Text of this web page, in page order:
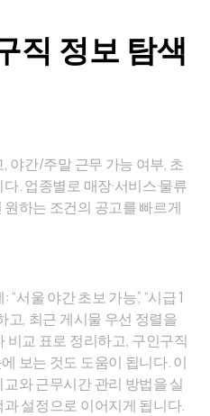
직 정보 탐색
야간/주말 근무 가능 여부, 초
. 업종별로 매장·서비스·물류
하는 조건의 공고를 빠르게
서울 야간 초보 가능”, “시급 1
고, 최근 게시물 우선 정렬을
비교 표로 정리하고, 구인구직
보는 것도 도움이 됩니다. 이
와 근무시간 관리 방법을 실
설정으로 이어지게 됩니다.